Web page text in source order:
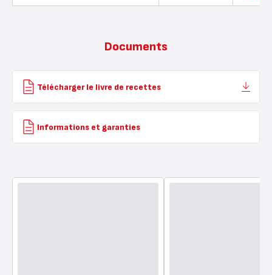
Documents
Télécharger le livre de recettes
Informations et garanties